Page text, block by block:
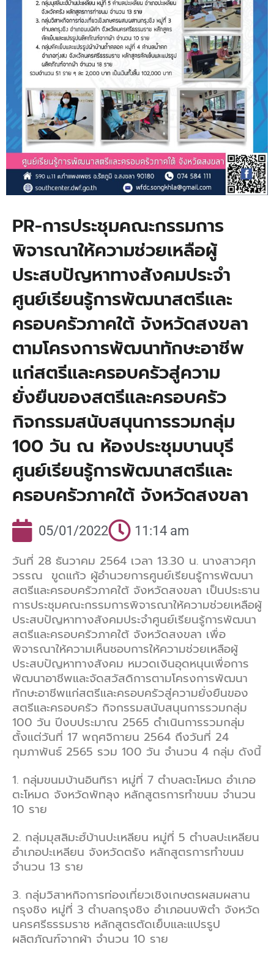
PR-การประชุมคณะกรรมการ
พิจารณาให้ความช่วยเหลือผู้
ประสบปัญหาทางสังคมประจำ
ศูนย์เรียนรู้การพัฒนาสตรีและ
ครอบครัวภาคใต้ จังหวัดสงขลา
ตามโครงการพัฒนาทักษะอาชีพ
แก่สตรีและครอบครัวสู่ความ
ยั่งยืนของสตรีและครอบครัว
กิจกรรมสนับสนุนการรวมกลุ่ม
100 วัน ณ ห้องประชุมบานบุรี
ศูนย์เรียนรู้การพัฒนาสตรีและ
ครอบครัวภาคใต้ จังหวัดสงขลา
05/01/2022 11:14 am
วันที่ 28 ธันวาคม 2564 เวลา 13.30 น. นางสาวศุภ
วรรณ ขูดแก้ว ผู้อำนวยการศูนย์เรียนรู้การพัฒนา
สตรีและครอบครัวภาคใต้ จังหวัดสงขลา เป็นประธาน
การประชุมคณะกรรมการพิจารณาให้ความช่วยเหลือผู้
ประสบปัญหาทางสังคมประจำศูนย์เรียนรู้การพัฒนา
สตรีและครอบครัวภาคใต้ จังหวัดสงขลา เพื่อ
พิจารณาให้ความเห็นชอบการให้ความช่วยเหลือผู้
ประสบปัญหาทางสังคม หมวดเงินอุดหนุนเพื่อการ
พัฒนาอาชีพและจัดสวัสดิการตามโครงการพัฒนา
ทักษะอาชีพแก่สตรีและครอบครัวสู่ความยั่งยืนของ
สตรีและครอบครัว กิจกรรมสนับสนุนการรวมกลุ่ม
100 วัน ปีงบประมาณ 2565 ดำเนินการรวมกลุ่ม
ตั้งแต่วันที่ 17 พฤศจิกายน 2564 ถึงวันที่ 24
กุมภาพันธ์ 2565 รวม 100 วัน จำนวน 4 กลุ่ม ดังนี้
1. กลุ่มขนมบ้านอินทิรา หมู่ที่ 7 ตำบลตะโหมด อำเภอ
ตะโหมด จังหวัดพัทลุง หลักสูตรการทำขนม จำนวน
10 ราย
2. กลุ่มมุสลิมะฮ์บ้านปะเหลียน หมู่ที่ 5 ตำบลปะเหลียน
อำเภอปะเหลียน จังหวัดตรัง หลักสูตรการทำขนม
จำนวน 13 ราย
3. กลุ่มวิสาหกิจการท่องเที่ยวเชิงเกษตรผสมผสาน
กรุงชิง หมู่ที่ 3 ตำบลกรุงชิง อำเภอนบพิตำ จังหวัด
นครศรีธรรมราช หลักสูตรตัดเย็บและแปรรูป
ผลิตภัณฑ์จากผ้า จำนวน 10 ราย